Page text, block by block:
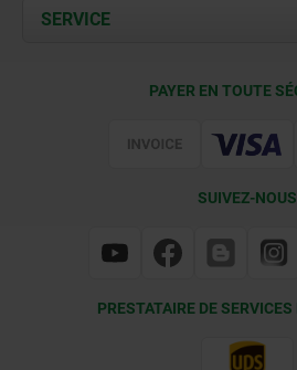
Contact
Documents
SERVICE
PAYER EN TOUTE
SUIVEZ-NOUS
PRESTATAIRE DE SERVICES